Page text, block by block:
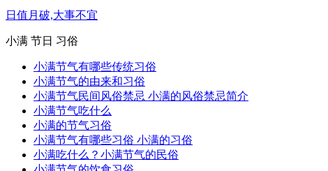
日值月破,大事不宜
小满 节日 习俗
小满节气有哪些传统习俗
小满节气的由来和习俗
小满节气民间风俗禁忌 小满的风俗禁忌简介
小满节气吃什么
小满的节气习俗
小满节气有哪些习俗 小满的习俗
小满吃什么？小满节气的民俗